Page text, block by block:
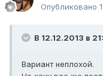
Опубликовано
В 12.12.2013 в
Вариант неплохой.